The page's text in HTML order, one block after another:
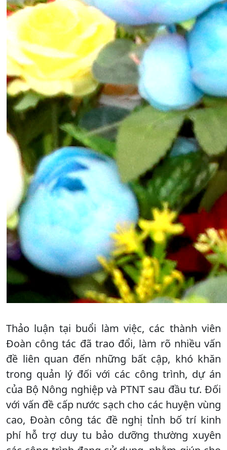
Thảo luận tại buổi làm việc, các thành viên
Đoàn công tác đã trao đổi, làm rõ nhiều vấn
đề liên quan đến những bất cập, khó khăn
trong quản lý đối với các công trình, dự án
của Bộ Nông nghiệp và PTNT sau đầu tư. Đối
với vấn đề cấp nước sạch cho các huyện vùng
cao, Đoàn công tác đề nghị tỉnh bố trí kinh
phí hỗ trợ duy tu bảo dưỡng thường xuyên